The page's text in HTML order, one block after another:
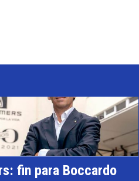
fin para Boccardo